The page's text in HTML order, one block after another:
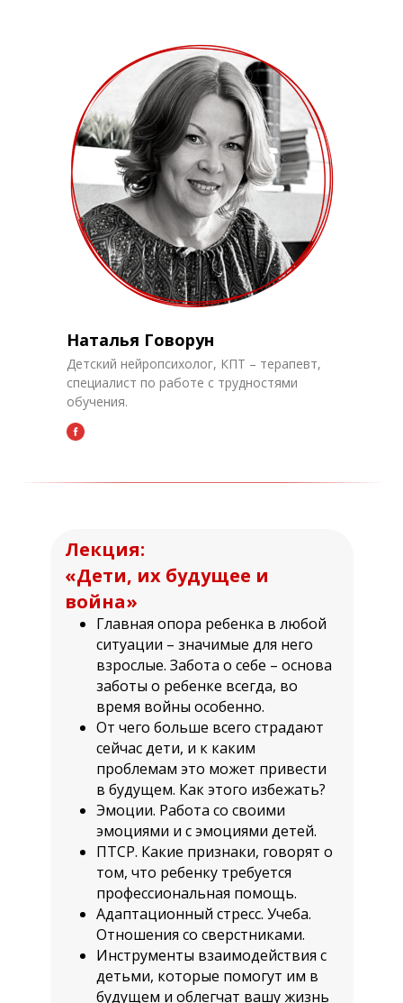
Наталья Говорун
Детский нейропсихолог, КПТ – терапевт,
специалист по работе с трудностями
обучения.
Лекция:
«Дети, их будущее и
война»
Главная опора ребенка в любой
ситуации – значимые для него
взрослые. Забота о себе – основа
заботы о ребенке всегда, во
время войны особенно.
От чего больше всего страдают
сейчас дети, и к каким
проблемам это может привести
в будущем. Как этого избежать?
Эмоции. Работа со своими
эмоциями и с эмоциями детей.
ПТСР. Какие признаки, говорят о
том, что ребенку требуется
профессиональная помощь.
Адаптационный стресс. Учеба.
Отношения со сверстниками.
Инструменты взаимодействия с
детьми, которые помогут им в
будущем и облегчат вашу жизнь